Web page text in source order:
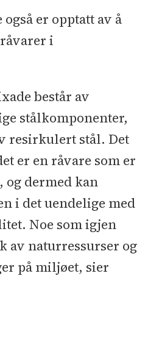
er opptatt av å
i
består av
stålkomponenter,
resirkulert stål. Det
er en råvare som er
dermed kan
i det uendelige med
Noe som igjen
av naturressurser og
på miljøet, sier